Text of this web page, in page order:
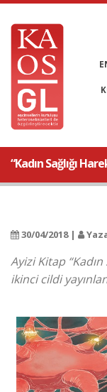
“Kadın Sağlığı
30/04/2018 |
Ayizi Kitap
ikinci cildi